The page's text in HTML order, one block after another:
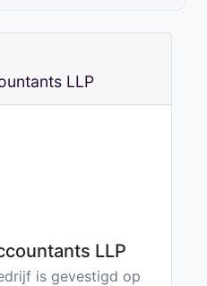
LLP
LLP
is gevestigd op